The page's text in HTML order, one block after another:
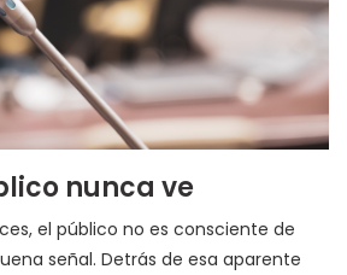
nunca ve
el público no es consciente de
señal. Detrás de esa aparente